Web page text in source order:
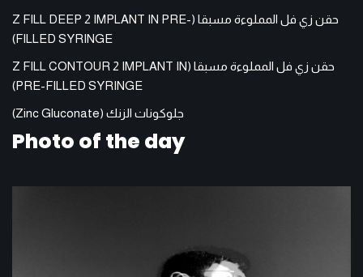
حقن زي فل المملوءة مسبقا (Z FILL DEEP 2 IMPLANT IN PRE-
FILLED SYRINGE)
حقن زي فل المملوءة مسبقا (Z FILL CONTOUR 2 IMPLANT IN
PRE-FILLED SYRINGE)
جلوكونات الزنك (Zinc Gluconate)
Photo of the day